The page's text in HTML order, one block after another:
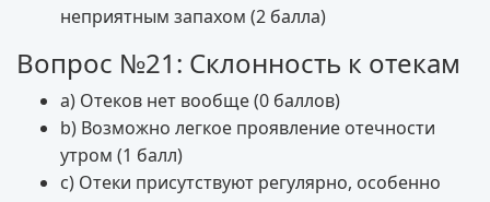
неприятным запахом (2 балла)
Вопрос №21: Склонность к отекам
a) Отеков нет вообще (0 баллов)
b) Возможно легкое проявление отечности
утром (1 балл)
c) Отеки присутствуют регулярно, особенно